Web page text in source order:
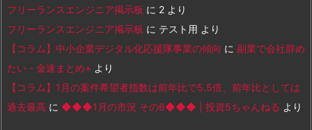
フリーランスエンジニア掲示板 に 2 より
フリーランスエンジニア掲示板 に テスト用 より
【コラム】中小企業デジタル化応援隊事業の傾向 に 副業で会社辞め
たい - 金速まとめ+ より
【コラム】1月の案件希望者指数は前年比で5.5倍、前年比としては
過去最高 に ◆◆◆1月の市況 その6◆◆◆ | 投資5ちゃんねる より